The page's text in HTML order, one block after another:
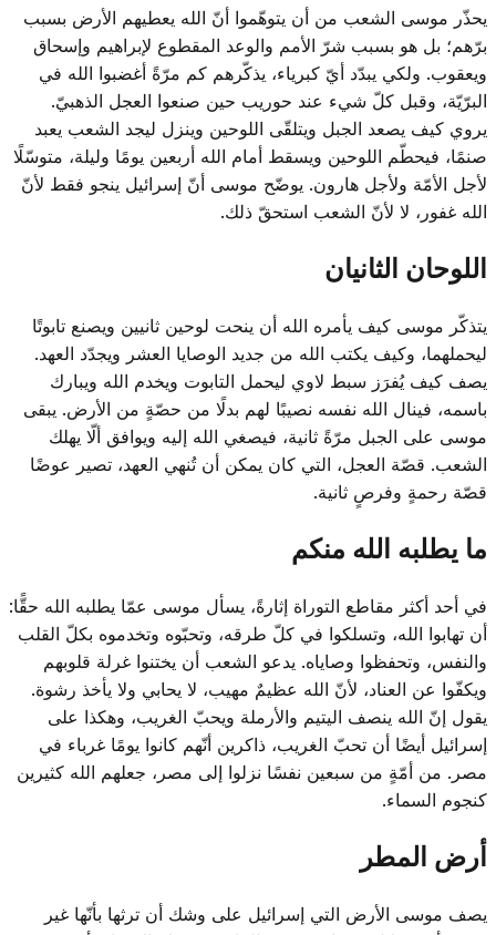
يحذّر موسى الشعب من أن يتوهّموا أنّ الله يعطيهم الأرض بسبب
برّهم؛ بل هو بسبب شرّ الأمم والوعد المقطوع لإبراهيم وإسحاق
ويعقوب. ولكي يبدّد أيّ كبرياء، يذكّرهم كم مرّةً أغضبوا الله في
البرّيّة، وقبل كلّ شيء عند حوريب حين صنعوا العجل الذهبيّ.
يروي كيف يصعد الجبل ويتلقّى اللوحين وينزل ليجد الشعب يعبد
صنمًا، فيحطّم اللوحين ويسقط أمام الله أربعين يومًا وليلة، متوسّلًا
لأجل الأمّة ولأجل هارون. يوضّح موسى أنّ إسرائيل ينجو فقط لأنّ
الله غفور، لا لأنّ الشعب استحقّ ذلك.
اللوحان الثانيان
يتذكّر موسى كيف يأمره الله أن ينحت لوحين ثانيين ويصنع تابوتًا
ليحملهما، وكيف يكتب الله من جديد الوصايا العشر ويجدّد العهد.
يصف كيف يُفرَز سبط لاوي ليحمل التابوت ويخدم الله ويبارك
باسمه، فينال الله نفسه نصيبًا لهم بدلًا من حصّةٍ من الأرض. يبقى
موسى على الجبل مرّةً ثانية، فيصغي الله إليه ويوافق ألّا يهلك
الشعب. قصّة العجل، التي كان يمكن أن تُنهي العهد، تصير عوضًا
قصّة رحمةٍ وفرصٍ ثانية.
ما يطلبه الله منكم
في أحد أكثر مقاطع التوراة إثارةً، يسأل موسى عمّا يطلبه الله حقًّا:
أن تهابوا الله، وتسلكوا في كلّ طرقه، وتحبّوه وتخدموه بكلّ القلب
والنفس، وتحفظوا وصاياه. يدعو الشعب أن يختنوا غرلة قلوبهم
ويكفّوا عن العناد، لأنّ الله عظيمٌ مهيب، لا يحابي ولا يأخذ رشوة.
يقول إنّ الله ينصف اليتيم والأرملة ويحبّ الغريب، وهكذا على
إسرائيل أيضًا أن تحبّ الغريب، ذاكرين أنّهم كانوا يومًا غرباء في
مصر. من أمّةٍ من سبعين نفسًا نزلوا إلى مصر، جعلهم الله كثيرين
كنجوم السماء.
أرض المطر
يصف موسى الأرض التي إسرائيل على وشك أن ترثها بأنّها غير